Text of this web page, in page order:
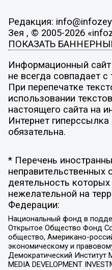
Редакция:
Зея , © 2005-2026
ПОКАЗАТЬ
Информационный
не всегда совпадает с
При перепечатке
использовании
настоящего сайта на
Интернет гиперссылка
обязательна.
* Перечень
неправительственных
деятельность которых
нежелательной на
Федерации:
Национальный фонд в
Открытое Общество Фонд
общество, Американо-
экономическому и
Демократический
MEDIA DEVELOPMENT